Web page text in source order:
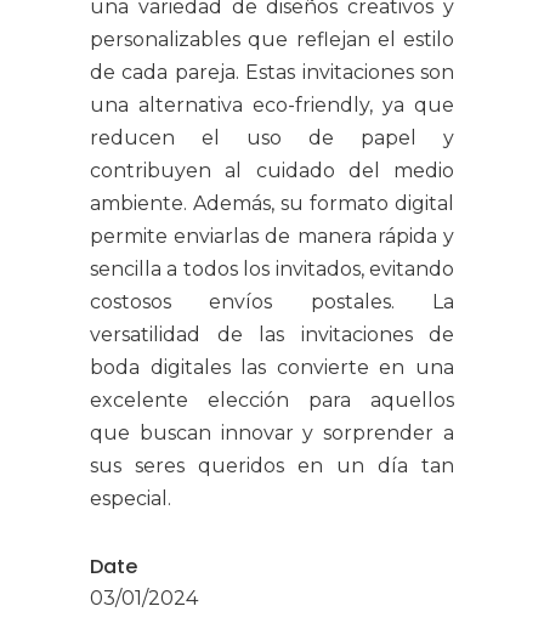
una variedad de diseños creativos y
personalizables que reflejan el estilo
de cada pareja. Estas invitaciones son
una alternativa eco-friendly, ya que
reducen el uso de papel y
contribuyen al cuidado del medio
ambiente. Además, su formato digital
permite enviarlas de manera rápida y
sencilla a todos los invitados, evitando
costosos envíos postales. La
versatilidad de las invitaciones de
boda digitales las convierte en una
excelente elección para aquellos
que buscan innovar y sorprender a
sus seres queridos en un día tan
especial.
Date
03/01/2024
Textos Legales
Política de Cookies